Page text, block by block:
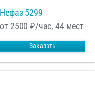
Нефаз 5299
от 2500 ₽/час, 44 мест
Заказать